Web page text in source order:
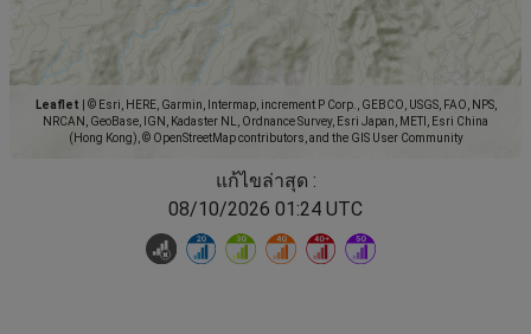
Leaflet
© Esri, HERE, Garmin, Intermap, increment P Corp., GEBCO, USGS, FAO, NPS,
NRCAN, GeoBase, IGN, Kadaster NL, Ordnance Survey, Esri Japan, METI, Esri China
(Hong Kong), © OpenStreetMap contributors, and the GIS User Community
แก้ไขล่าสุด :
08/10/2026 01:24 UTC